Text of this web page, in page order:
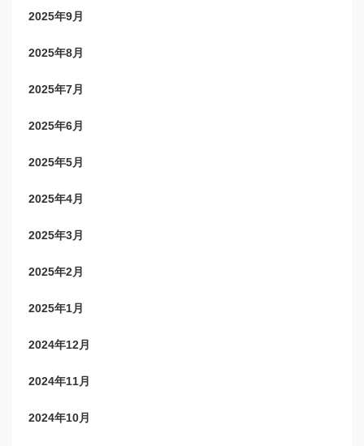
2025年9月
2025年8月
2025年7月
2025年6月
2025年5月
2025年4月
2025年3月
2025年2月
2025年1月
2024年12月
2024年11月
2024年10月